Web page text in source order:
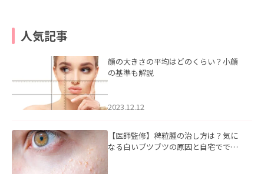
人気記事
顔の大きさの平均はどのくらい？小顔
の基準も解説
2023.12.12
【医師監修】稗粒腫の治し方は？気に
なる白いブツブツの原因と自宅ででき